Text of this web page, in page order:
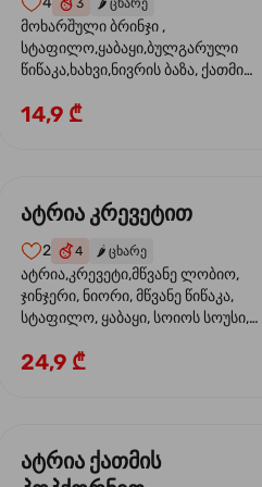
3 🌶️ ცხარე
მოხარშული ბრინჯი ,
სტაფილო,ყაბაყი,ბულგარული
წიწაკა,ხახვი,ნივრის ბაზა, ქათმის
სოუსი,მწვანე ხახვი,სეზამის
14,9 ₾
ატრია კრევეტით
2 4 🌶️ ცხარე
ატრია,კრევეტი,მწვანე ლობიო,
ჯინჯერი, ნიორი, მწვანე წიწაკა,
სტაფილო, ყაბაყი, სოიოს სოუსი,
ტკბილ ცხარე სოუსი, მწვანე ხახვი,
24,9 ₾
ატრია ქათმის